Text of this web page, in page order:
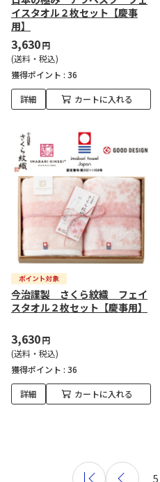
イスタオル２枚セット【慶事
用】
3,630円
(送料・税込)
獲得ポイント : 36
詳細 カートに入れる
今治謹製 さくら紋織 フェイ
スタオル２枚セット【慶事用】
3,630円
(送料・税込)
獲得ポイント : 36
詳細 カートに入れる
5